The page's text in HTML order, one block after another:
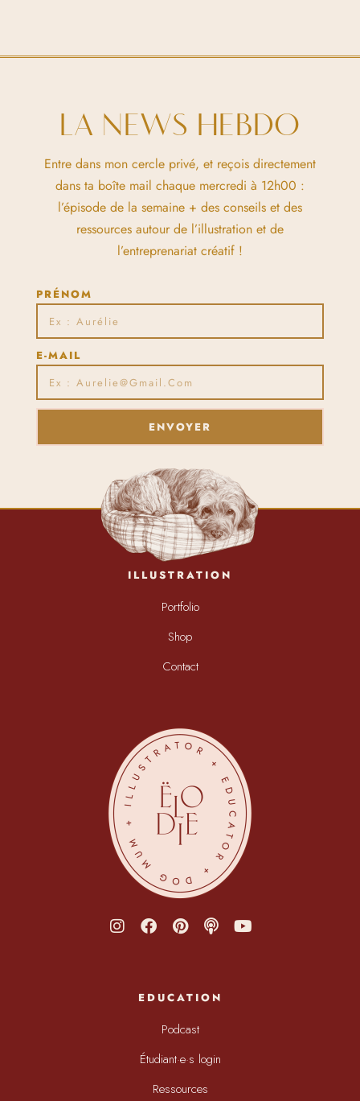
LA NEWS HEBDO
Entre dans mon cercle privé, et reçois directement
dans ta boîte mail chaque mercredi à 12h00 :
l’épisode de la semaine + des conseils et des
ressources autour de l’illustration et de
l’entreprenariat créatif !
PRÉNOM
E-MAIL
ENVOYER
ILLUSTRATION
Portfolio
Shop
Contact
EDUCATION
Podcast
Étudiant·e·s login
Ressources